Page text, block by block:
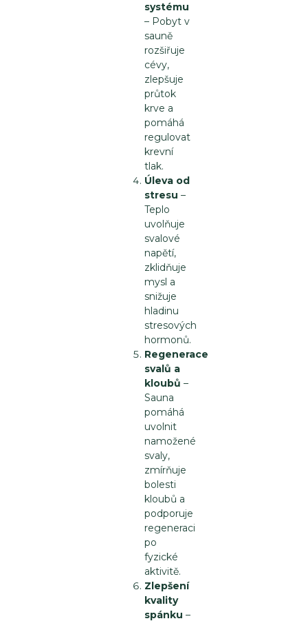
systému
– Pobyt v
sauně
rozšiřuje
cévy,
zlepšuje
průtok
krve a
pomáhá
regulovat
krevní
tlak.
Úleva od
stresu –
Teplo
uvolňuje
svalové
napětí,
zklidňuje
mysl a
snižuje
hladinu
stresových
hormonů.
Regenerace
svalů a
kloubů –
Sauna
pomáhá
uvolnit
namožené
svaly,
zmírňuje
bolesti
kloubů a
podporuje
regeneraci
po
fyzické
aktivitě.
Zlepšení
kvality
spánku –